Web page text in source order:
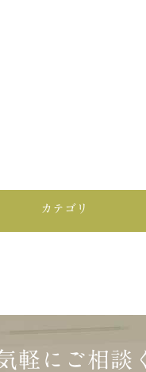
カテゴリ
軽にご相談